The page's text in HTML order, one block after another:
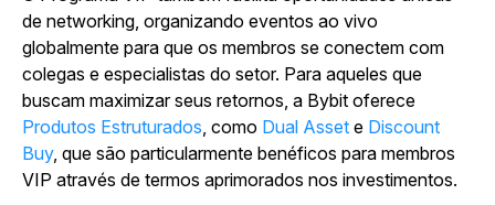
de networking, organizando eventos ao vivo
globalmente para que os membros se conectem com
colegas e especialistas do setor. Para aqueles que
buscam maximizar seus retornos, a Bybit oferece
Produtos Estruturados, como Dual Asset e Discount
Buy, que são particularmente benéficos para membros
VIP através de termos aprimorados nos investimentos.